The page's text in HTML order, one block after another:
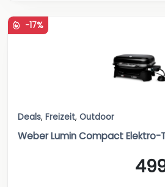
-17%
Deals, Freizeit, Outdoor
Weber Lumin Compact Elektro-